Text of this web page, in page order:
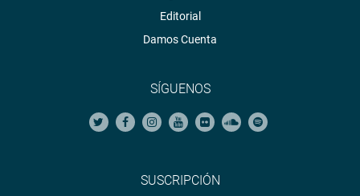
Editorial
Damos Cuenta
SÍGUENOS
SUSCRIPCIÓN